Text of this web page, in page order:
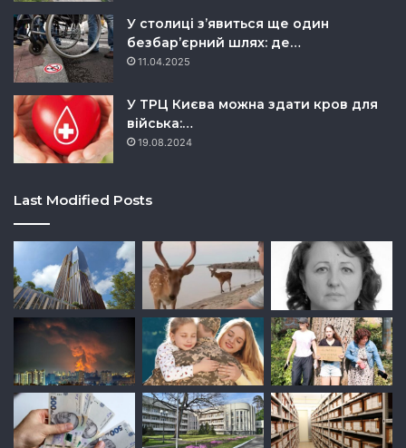
У столиці з’явиться ще один
безбар’єрний шлях: де…
11.04.2025
У ТРЦ Києва можна здати кров для
війська:…
19.08.2024
Last Modified Posts